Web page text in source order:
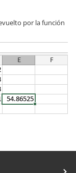
por la función